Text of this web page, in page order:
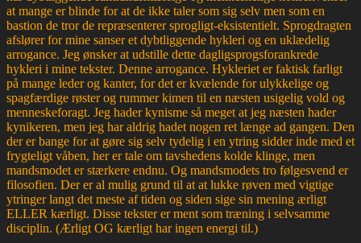
at mange er blinde for at de ikke taler som sig selv men som en
bastion de tror de repræsenterer sprogligt-eksistentielt. Sprogdragten
afslører for mine sanser et dybtliggende hykleri og en uklædelig
arrogance. Jeg ønsker at udstille dette dagligsprogsforankrede
hykleri i mine tekster. Denne arrogance. Hykleriet er faktisk farligt
på mange leder og kanter, for det er kvælende for ulykkelige og
spagfærdige røster og rummer kimen til en næsten usigelig vold og
menneskeforagt. Jeg hader kynisme så meget at jeg næsten hader
kynikeren, men jeg har aldrig hadet nogen ret længe ad gangen. Den
der er bange for at gøre sig selv tydelig i en ytring sidder inde med et
frygteligt våben, her er tale om tavshedens kolde klinge, men
mandsmodet er stærkere endnu. Og mandsmodets tro følgesvend er
filosofien. Der er al mulig grund til at at lukke røven med vigtige
ytringer langt det meste af tiden og siden sige sin mening ærligt
ELLER kærligt. Disse tekster er ment som træning i selvsamme
disciplin. (Ærligt OG kærligt har ingen energi til.)